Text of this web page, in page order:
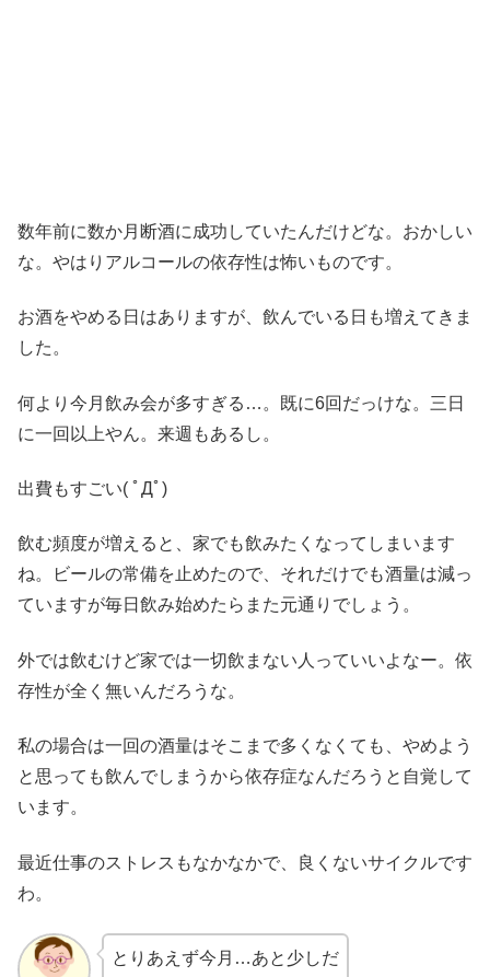
数年前に数か月断酒に成功していたんだけどな。おかしい
な。やはりアルコールの依存性は怖いものです。
お酒をやめる日はありますが、飲んでいる日も増えてきま
した。
何より今月飲み会が多すぎる…。既に6回だっけな。三日
に一回以上やん。来週もあるし。
出費もすごい( ﾟДﾟ)
飲む頻度が増えると、家でも飲みたくなってしまいます
ね。ビールの常備を止めたので、それだけでも酒量は減っ
ていますが毎日飲み始めたらまた元通りでしょう。
外では飲むけど家では一切飲まない人っていいよなー。依
存性が全く無いんだろうな。
私の場合は一回の酒量はそこまで多くなくても、やめよう
と思っても飲んでしまうから依存症なんだろうと自覚して
います。
最近仕事のストレスもなかなかで、良くないサイクルです
わ。
とりあえず今月…あと少しだ